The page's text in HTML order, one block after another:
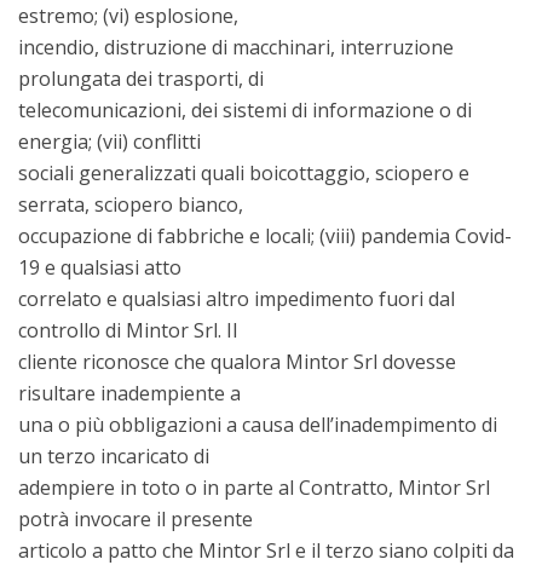
estremo; (vi) esplosione,
incendio, distruzione di macchinari, interruzione
prolungata dei trasporti, di
telecomunicazioni, dei sistemi di informazione o di
energia; (vii) conflitti
sociali generalizzati quali boicottaggio, sciopero e
serrata, sciopero bianco,
occupazione di fabbriche e locali; (viii) pandemia Covid-
19 e qualsiasi atto
correlato e qualsiasi altro impedimento fuori dal
controllo di Mintor Srl. Il
cliente riconosce che qualora Mintor Srl dovesse
risultare inadempiente a
una o più obbligazioni a causa dell’inadempimento di
un terzo incaricato di
adempiere in toto o in parte al Contratto, Mintor Srl
potrà invocare il presente
articolo a patto che Mintor Srl e il terzo siano colpiti da